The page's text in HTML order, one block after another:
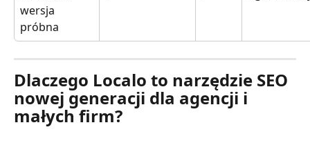
wersja
próbna
Dlaczego Localo to narzędzie SEO
nowej generacji dla agencji i
małych firm?